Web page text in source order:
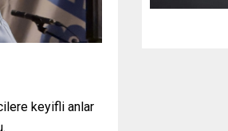
keyifli anlar